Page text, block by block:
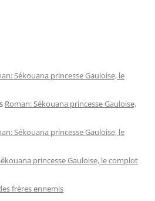
Sékouana princesse Gauloise, le
Roman: Sékouana princesse Gauloise,
Sékouana princesse Gauloise, le
princesse Gauloise, le complot
frères ennemis